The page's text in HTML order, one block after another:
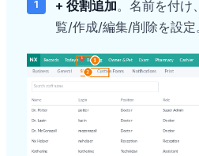
+ 役割追加。名前を付け
覧/作成/編集/削除を設定